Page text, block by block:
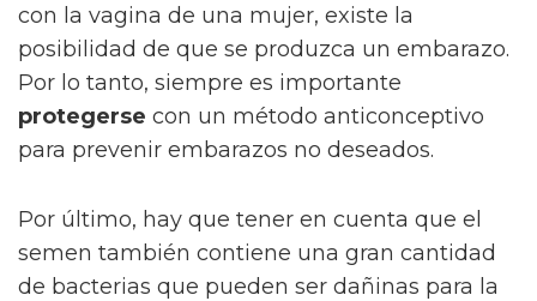
con la vagina de una mujer, existe la
posibilidad de que se produzca un embarazo.
Por lo tanto, siempre es importante
protegerse con un método anticonceptivo
para prevenir embarazos no deseados.
Por último, hay que tener en cuenta que el
semen también contiene una gran cantidad
de bacterias que pueden ser dañinas para la